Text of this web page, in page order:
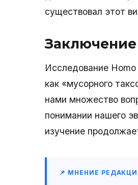
существовал этот
Заключение
Исследование
как «мусорного
нами множество
понимании нашего
изучение
📌 МНЕНИЕ